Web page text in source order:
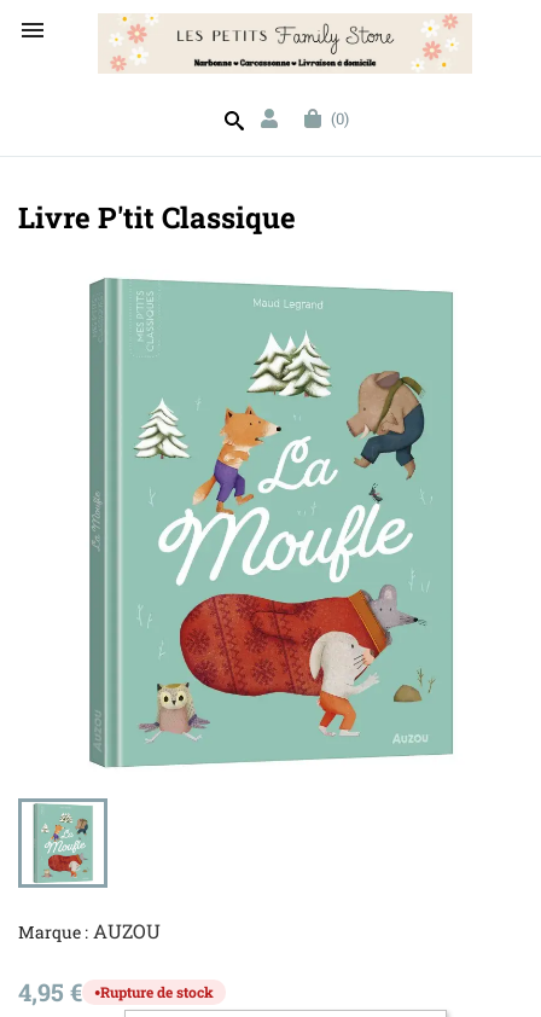

(0)
Livre P'tit Classique
Marque : AUZOU
4,95 € ●Rupture de stock